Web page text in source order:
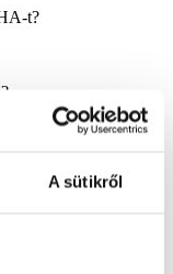
A sütikről
t?